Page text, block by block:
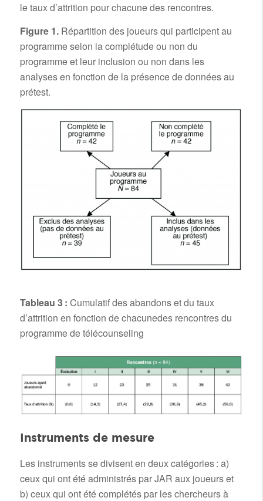
le taux d’attrition pour chacune des rencontres.
Figure 1.Répartition des joueurs qui participent au
programme selon la complétude ou non du
programme et leur inclusion ou non dans les
analyses en fonction de la présence de données au
prétest.
Tableau 3 : Cumulatif des abandons et du taux
d’attrition en fonction de chacunedes rencontres du
programme de télécounseling
Instruments de mesure
Les instruments se divisent en deux catégories : a)
ceux qui ont été administrés par JAR aux joueurs et
b) ceux qui ont été complétés par les chercheurs à